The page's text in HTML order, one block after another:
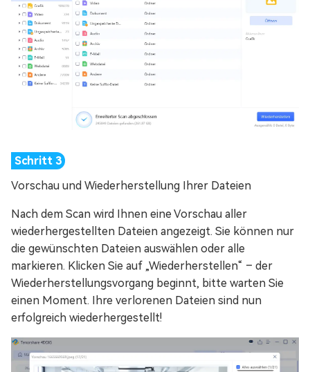
Vorschau und Wiederherstellung Ihrer Dateien
Nach dem Scan wird Ihnen eine Vorschau aller
wiederhergestellten Dateien angezeigt. Sie können nur
die gewünschten Dateien auswählen oder alle
markieren. Klicken Sie auf „Wiederherstellen“ – der
Wiederherstellungsvorgang beginnt, bitte warten Sie
einen Moment. Ihre verlorenen Dateien sind nun
erfolgreich wiederhergestellt!